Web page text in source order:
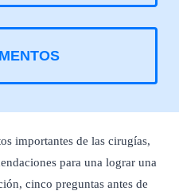
importantes de las cirugías,
para una lograr una
cinco preguntas antes de